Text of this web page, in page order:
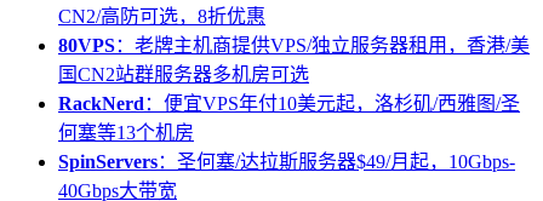
CN2/高防可选，8折优惠
80VPS：老牌主机商提供VPS/独立服务器租用，香港/美
国CN2站群服务器多机房可选
RackNerd ：便宜VPS年付10美元起，洛杉矶/西雅图/圣
何塞等13个机房
SpinServers：圣何塞/达拉斯服务器$49/月起，10Gbps-
40Gbps大带宽